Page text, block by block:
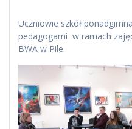
Uczniowie szkół
pedagogami w ramach
BWA w Pile.